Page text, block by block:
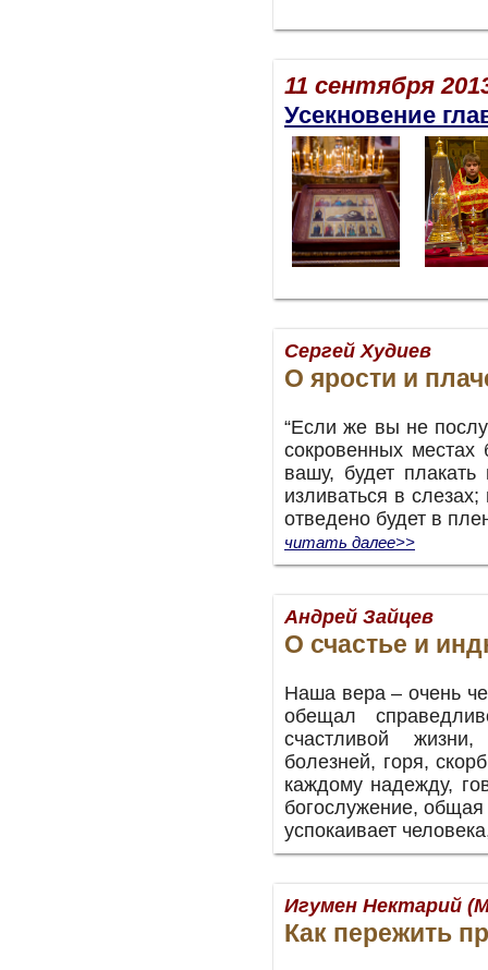
11 сентября
Усекновение
Сергей Худиев
О ярости и
“Если же вы не
сокровенных местах
вашу, будет
изливаться в
отведено будет в
читать далее>>
Андрей Зайцев
О счастье и
Наша вера – очень
обещал
счастливой
болезней, горя,
каждому надежду,
богослужение,
успокаивает
Игумен Нектарий
Как пережить